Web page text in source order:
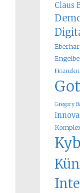
Claus
Gregory